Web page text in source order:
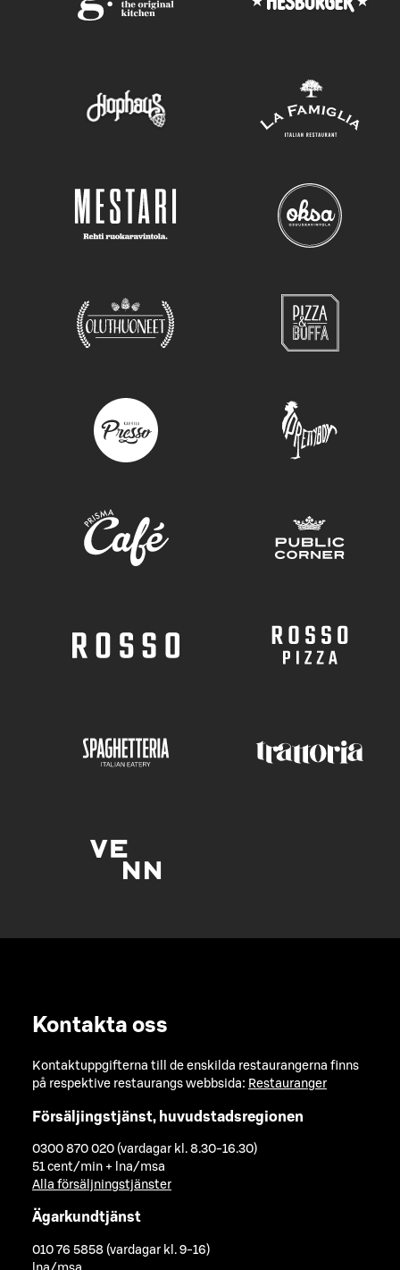
Kontakta oss
Kontaktuppgifterna till de enskilda restaurangerna finns
på respektive restaurangs webbsida: Restauranger
Försäljingstjänst, huvudstadsregionen
0300 870 020 (vardagar kl. 8.30-16.30)
51 cent/min + lna/msa
Alla försäljningstjänster
Ägarkundtjänst
010 76 5858 (vardagar kl. 9-16)